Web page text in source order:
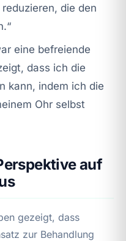
die den
eine befreiende
dass ich die
kann, indem ich die
Ohr selbst
auf
gezeigt, dass
zur Behandlung